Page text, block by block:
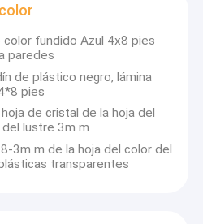
fundido Azul 4x8 pies
paredes
de plástico negro, lámina
pies
de cristal de la hoja del
lustre 3m m
3m m de la hoja del color del
transparentes